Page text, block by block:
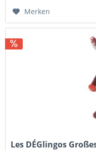
Merken
Les DÉGlingos